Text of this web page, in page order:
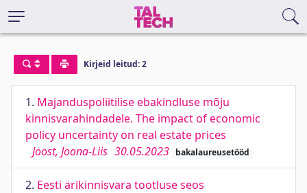
Kirjeid leitud: 2
1. Majanduspoliitilise ebakindluse mõju
kinnisvarahindadele. The impact of economic
policy uncertainty on real estate prices
Joost, Joona-Liis 30.05.2023 bakalaureusetööd
2. Eesti ärikinnisvara tootluse seos